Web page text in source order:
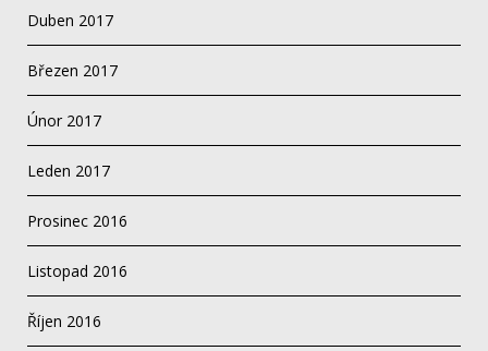
Duben 2017
Březen 2017
Únor 2017
Leden 2017
Prosinec 2016
Listopad 2016
Říjen 2016